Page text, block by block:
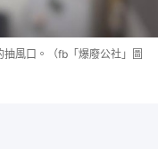
風口。（fb「爆廢公社」圖